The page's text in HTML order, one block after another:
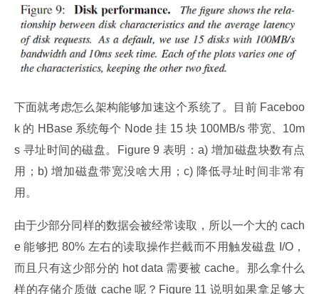
下面就考虑怎么架构能够加速这个系统了。目前 Faceboo
k 的 HBase 系统每个 Node 挂 15 块 100MB/s 带宽、10m
s 寻址时间的磁盘。Figure 9 表明：a) 增加磁盘块数有点
用；b) 增加磁盘带宽没啥大用；c) 降低寻址时间非常有
用。
由于少部分同样的数据会被经常读取，所以一个大的 cach
e 能够把 80% 左右的读取操作拦截而不用触发磁盘 I/O，
而且只有这少部分的 hot data 需要被 cache。那么拿什么
样的存储介质做 cache 呢？Figure 11 说明如果拿足够大